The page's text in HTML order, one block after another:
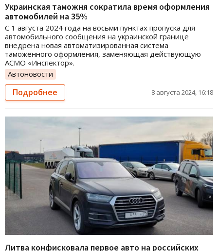
Украинская таможня сократила время оформления
автомобилей на 35%
С 1 августа 2024 года на восьми пунктах пропуска для
автомобильного сообщения на украинской границе
внедрена новая автоматизированная система
таможенного оформления, заменяющая действующую
АСМО «Инспектор».
Автоновости
Подробнее 8 августа 2024, 16:18
Литва конфисковала первое авто на российских